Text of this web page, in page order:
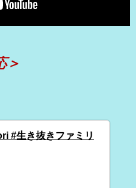
＞
#生き抜きファミリ